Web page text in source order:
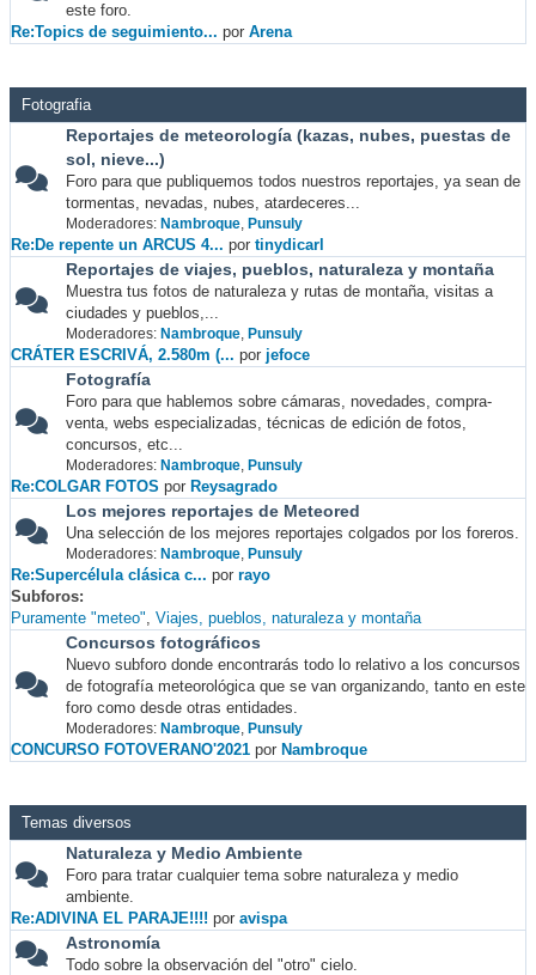
este foro.
Re:Topics de seguimiento... por Arena
Fotografia
Reportajes de meteorología (kazas, nubes, puestas de
sol, nieve...)
Foro para que publiquemos todos nuestros reportajes, ya sean de
tormentas, nevadas, nubes, atardeceres...
Moderadores: Nambroque, Punsuly
Re:De repente un ARCUS 4... por tinydicarl
Reportajes de viajes, pueblos, naturaleza y montaña
Muestra tus fotos de naturaleza y rutas de montaña, visitas a
ciudades y pueblos,...
Moderadores: Nambroque, Punsuly
CRÁTER ESCRIVÁ, 2.580m (... por jefoce
Fotografía
Foro para que hablemos sobre cámaras, novedades, compra-
venta, webs especializadas, técnicas de edición de fotos,
concursos, etc...
Moderadores: Nambroque, Punsuly
Re:COLGAR FOTOS por Reysagrado
Los mejores reportajes de Meteored
Una selección de los mejores reportajes colgados por los foreros.
Moderadores: Nambroque, Punsuly
Re:Supercélula clásica c... por rayo
Subforos
Puramente "meteo" Viajes, pueblos, naturaleza y montaña
Concursos fotográficos
Nuevo subforo donde encontrarás todo lo relativo a los concursos
de fotografía meteorológica que se van organizando, tanto en este
foro como desde otras entidades.
Moderadores: Nambroque, Punsuly
CONCURSO FOTOVERANO'2021 por Nambroque
Temas diversos
Naturaleza y Medio Ambiente
Foro para tratar cualquier tema sobre naturaleza y medio
ambiente.
Re:ADIVINA EL PARAJE!!!! por avispa
Astronomía
Todo sobre la observación del "otro" cielo.